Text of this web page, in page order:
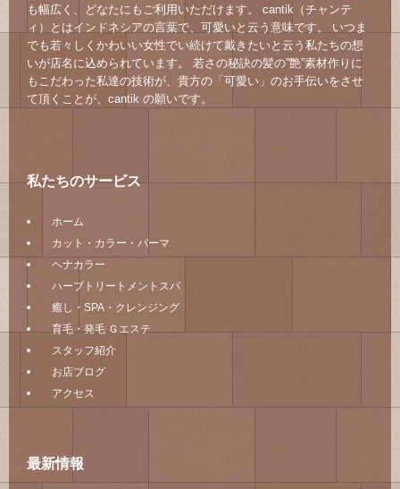
も幅広く、どなたにもご利用いただけます。 cantik（チャンテ
ィ）とはインドネシアの言葉で、可愛いと云う意味です。 いつま
でも若々しくかわいい女性でい続けて戴きたいと云う私たちの想
いが店名に込められています。 若さの秘訣の髪の”艶”素材作りに
もこだわった私達の技術が、貴方の「可愛い」のお手伝いをさせ
て頂くことが、cantik の願いです。
私たちのサービス
ホーム
カット・カラー・パーマ
ヘナカラー
ハーブトリートメントスパ
癒し・SPA・クレンジング
育毛・発毛 Ｇエステ
スタッフ紹介
お店ブログ
アクセス
最新情報